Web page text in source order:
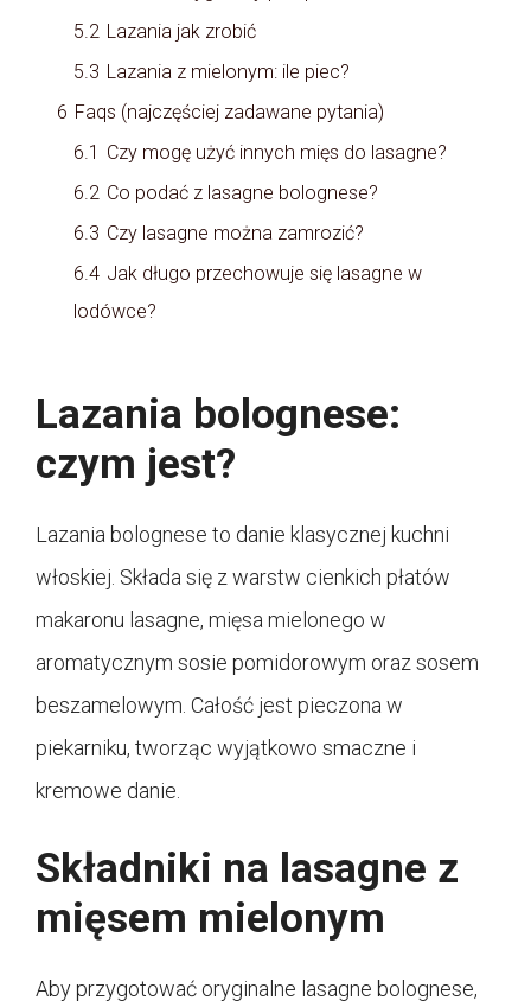
5.2 Lazania jak zrobić
5.3 Lazania z mielonym: ile piec?
6 Faqs (najczęściej zadawane pytania)
6.1 Czy mogę użyć innych mięs do lasagne?
6.2 Co podać z lasagne bolognese?
6.3 Czy lasagne można zamrozić?
6.4 Jak długo przechowuje się lasagne w
lodówce?
Lazania bolognese:
czym jest?
Lazania bolognese to danie klasycznej kuchni
włoskiej. Składa się z warstw cienkich płatów
makaronu lasagne, mięsa mielonego w
aromatycznym sosie pomidorowym oraz sosem
beszamelowym. Całość jest pieczona w
piekarniku, tworząc wyjątkowo smaczne i
kremowe danie.
Składniki na lasagne z
mięsem mielonym
Aby przygotować oryginalne lasagne bolognese,